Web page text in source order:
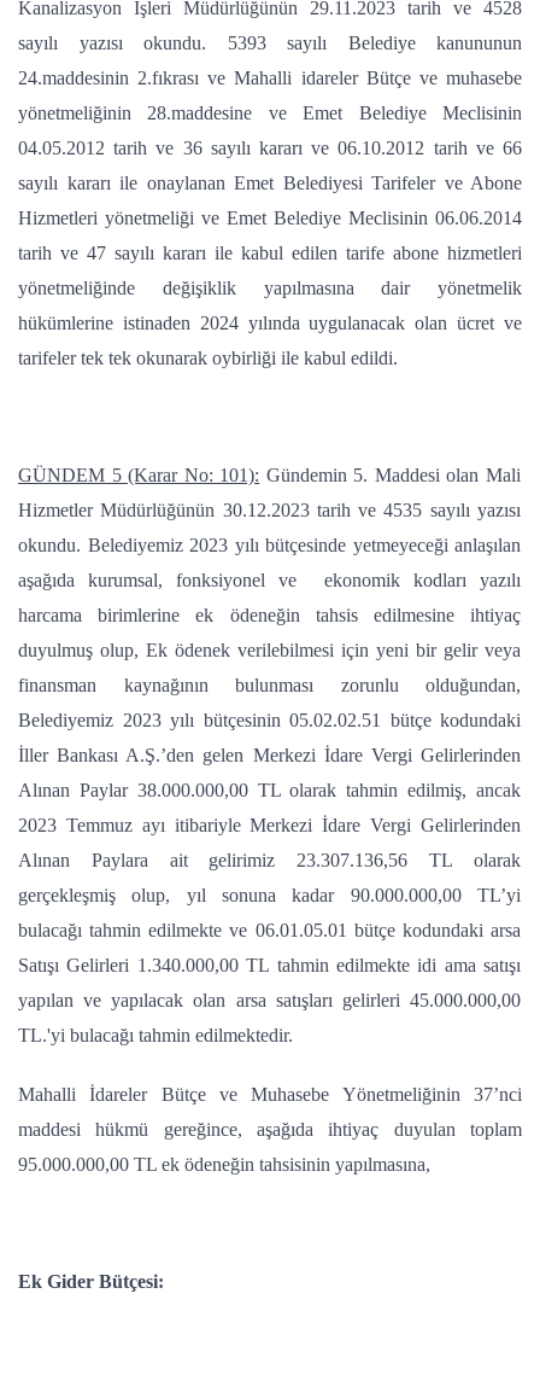
Kanalizasyon İşleri Müdürlüğünün 29.11.2023 tarih ve 4528
sayılı yazısı okundu. 5393 sayılı Belediye kanununun
24.maddesinin 2.fıkrası ve Mahalli idareler Bütçe ve muhasebe
yönetmeliğinin 28.maddesine ve Emet Belediye Meclisinin
04.05.2012 tarih ve 36 sayılı kararı ve 06.10.2012 tarih ve 66
sayılı kararı ile onaylanan Emet Belediyesi Tarifeler ve Abone
Hizmetleri yönetmeliği ve Emet Belediye Meclisinin 06.06.2014
tarih ve 47 sayılı kararı ile kabul edilen tarife abone hizmetleri
yönetmeliğinde değişiklik yapılmasına dair yönetmelik
hükümlerine istinaden 2024 yılında uygulanacak olan ücret ve
tarifeler tek tek okunarak oybirliği ile kabul edildi.
GÜNDEM 5 (Karar No: 101): Gündemin 5. Maddesi olan Mali
Hizmetler Müdürlüğünün 30.12.2023 tarih ve 4535 sayılı yazısı
okundu. Belediyemiz 2023 yılı bütçesinde yetmeyeceği anlaşılan
aşağıda kurumsal, fonksiyonel ve ekonomik kodları yazılı
harcama birimlerine ek ödeneğin tahsis edilmesine ihtiyaç
duyulmuş olup, Ek ödenek verilebilmesi için yeni bir gelir veya
finansman kaynağının bulunması zorunlu olduğundan,
Belediyemiz 2023 yılı bütçesinin 05.02.02.51 bütçe kodundaki
İller Bankası A.Ş.’den gelen Merkezi İdare Vergi Gelirlerinden
Alınan Paylar 38.000.000,00 TL olarak tahmin edilmiş, ancak
2023 Temmuz ayı itibariyle Merkezi İdare Vergi Gelirlerinden
Alınan Paylara ait gelirimiz 23.307.136,56 TL olarak
gerçekleşmiş olup, yıl sonuna kadar 90.000.000,00 TL’yi
bulacağı tahmin edilmekte ve 06.01.05.01 bütçe kodundaki arsa
Satışı Gelirleri 1.340.000,00 TL tahmin edilmekte idi ama satışı
yapılan ve yapılacak olan arsa satışları gelirleri 45.000.000,00
TL.'yi bulacağı tahmin edilmektedir.
Mahalli İdareler Bütçe ve Muhasebe Yönetmeliğinin 37’nci
maddesi hükmü gereğince, aşağıda ihtiyaç duyulan toplam
95.000.000,00 TL ek ödeneğin tahsisinin yapılmasına,
Ek Gider Bütçesi: